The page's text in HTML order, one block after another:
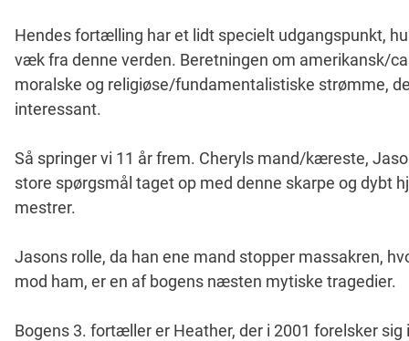
Hendes fortælling har et lidt specielt udgangspunkt,
væk fra denne verden. Beretningen om amerikansk/
moralske og religiøse/fundamentalistiske strømme,
interessant.
Så springer vi 11 år frem. Cheryls mand/kæreste,
store spørgsmål taget op med denne skarpe og dybt
mestrer.
Jasons rolle, da han ene mand stopper massakren,
mod ham, er en af bogens næsten mytiske tragedier.
Bogens 3. fortæller er Heather, der i 2001 forelsker